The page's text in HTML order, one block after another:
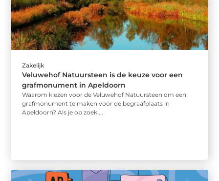
Zakelijk
Veluwehof Natuursteen is de keuze voor een
grafmonument in Apeldoorn
Waarom kiezen voor de Veluwehof Natuursteen om een
grafmonument te maken voor de begraafplaats in
Apeldoorn? Als je op zoek ...